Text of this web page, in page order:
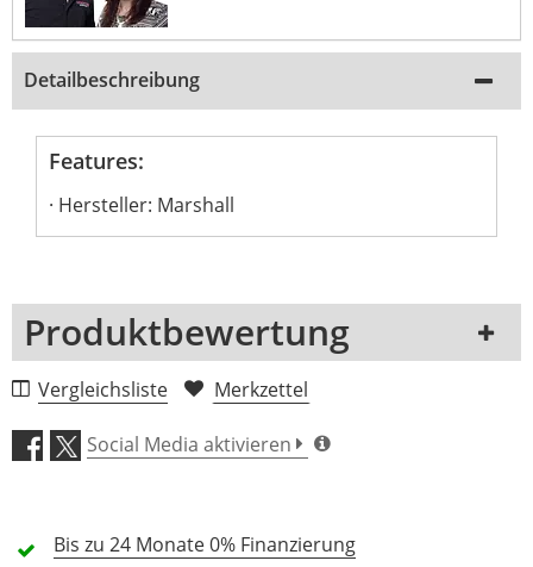
Detailbeschreibung
Features:
Hersteller: Marshall
Produktbewertung
1 Rezension
5 Sterne
4 Sterne
2 Sterne
Vergleichsliste Merkzettel
Social Media aktivieren
Bis zu 24 Monate0% Finanzierung